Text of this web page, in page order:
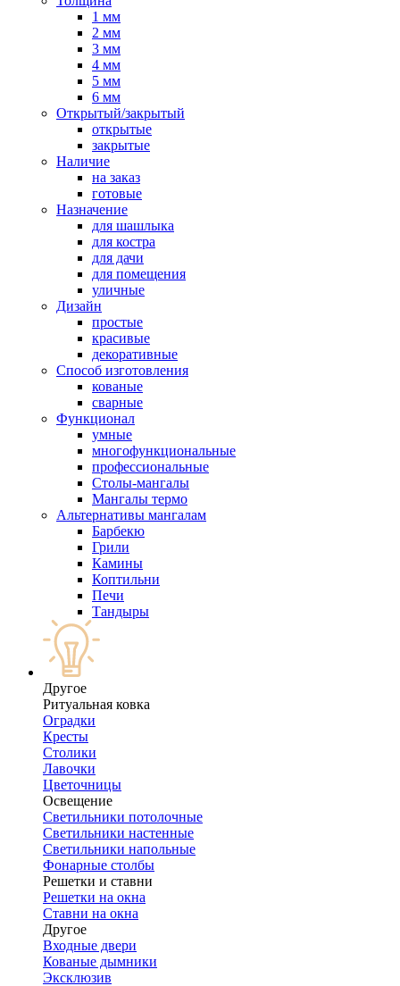
1 мм
2 мм
3 мм
4 мм
5 мм
6 мм
Открытый/закрытый
открытые
закрытые
Наличие
на заказ
готовые
Назначение
для шашлыка
для костра
для дачи
для помещения
уличные
Дизайн
простые
красивые
декоративные
Способ изготовления
кованые
сварные
Функционал
умные
многофункциональные
профессиональные
Столы-мангалы
Мангалы термо
Альтернативы мангалам
Барбекю
Грили
Камины
Коптильни
Печи
Тандыры
Другое
Ритуальная ковка
Оградки
Кресты
Столики
Лавочки
Цветочницы
Освещение
Светильники потолочные
Светильники настенные
Светильники напольные
Фонарные столбы
Решетки и ставни
Решетки на окна
Ставни на окна
Другое
Входные двери
Кованые дымники
Эксклюзив